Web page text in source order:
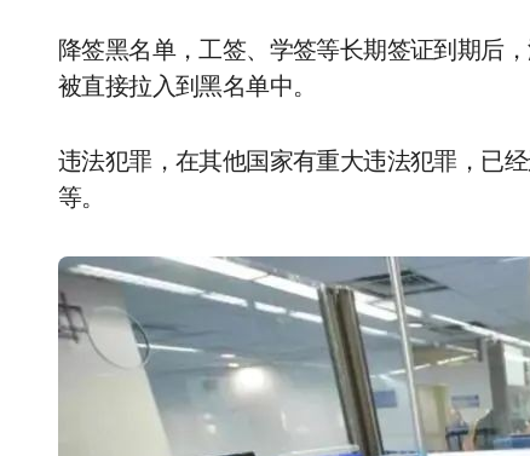
降签黑名单，工签、学签等长期签证到期后
被直接拉入到黑名单中。
违法犯罪，在其他国家有重大违法犯罪，已
等。